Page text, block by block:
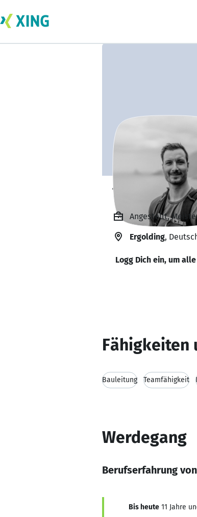
Tobias
Angestellt,
Ergolding,
Logg Dich ein, um
Fähigkeiten
Bauleitung Teamfähigkeit
Werdegang
Berufserfahrung
Bis heute 11 Jahre